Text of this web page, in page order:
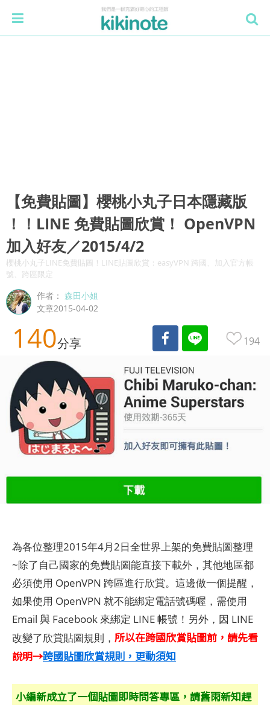
【免費貼圖】櫻桃小丸子日本隱藏版
！！LINE 免費貼圖欣賞！ OpenVPN
加入好友／2015/4/2
櫻桃小丸子LINE免費貼圖！LINE貼圖欣賞：easyVPN 跨國、加入官方帳
號、跨區限定
作者：森田小姐
文章2015-04-02
140分享 194
為各位整理2015年4月2日全世界上架的免費貼圖整理
~除了自己國家的免費貼圖能直接下載外，其他地區都
必須使用 OpenVPN 跨區進行欣賞。這邊做一個提醒，
如果使用 OpenVPN 就不能綁定電話號碼喔，需使用
Email 與 Facebook 來綁定 LINE 帳號！另外，因 LINE
改變了欣賞貼圖規則， 所以在跨國欣賞貼圖前，請先看
說明→跨國貼圖欣賞規則，更動須知
小編新成立了一個貼圖即時問答專區，請舊雨新知趕